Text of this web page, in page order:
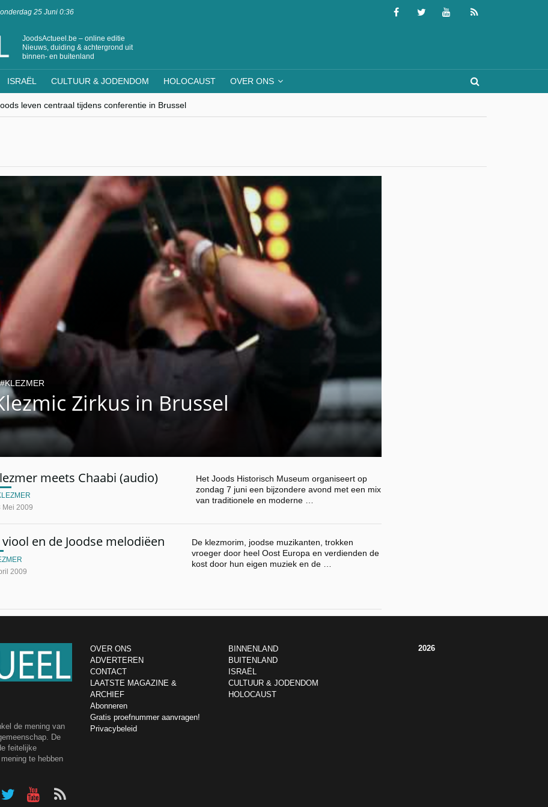
25 Juni 0:36
JoodsActueel.be – online editie
Nieuws, duiding & achtergrond uit
binnen- en buitenland
ISRAËL CULTUUR & JODENDOM HOLOCAUST OVER ONS
leven centraal tijdens conferentie in Brussel
Westen minderheden begrijpt”, Jinnih Beels (Vooruit)
van Oost-Europa
met Mishpacha voor kosher travel en simchas wereldwijd
Zirkus in Brussel
KLEZMER
meets Chaabi (audio)
Mei 2009
Het Joods Historisch Museum organiseert op
zondag 7 juni een bijzondere avond met een mix
van traditionele en moderne …
viool en de Joodse melodiëen
2009
De klezmorim, joodse muzikanten, trokken
vroeger door heel Oost Europa en verdienden de
kost door hun eigen muziek en de …
de mening van
De
feitelijke
te hebben
OVER ONS
ADVERTEREN
CONTACT
LAATSTE MAGAZINE &
ARCHIEF
Abonneren
Gratis proefnummer aanvragen!
Privacybeleid
BINNENLAND
BUITENLAND
ISRAËL
CULTUUR & JODENDOM
HOLOCAUST
2026